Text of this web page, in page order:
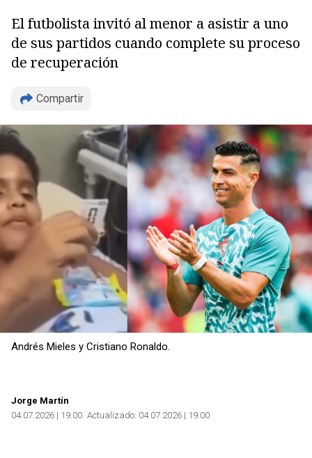
El futbolista invitó al menor a asistir a uno
de sus partidos cuando complete su proceso
de recuperación
Compartir
Copiar
Andrés Mieles y Cristiano Ronaldo.
Jorge Martín
04.07.2026 | 19:00 Actualizado: 04.07.2026 | 19:00